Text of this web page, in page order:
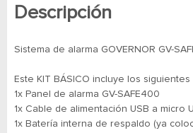
Descripción
Sistema de alarma GOVERNOR GV-
Este KIT BÁSICO incluye los
1x Panel de alarma GV-SAFE400
1x Cable de alimentación USB a micro
1x Batería interna de respaldo (ya